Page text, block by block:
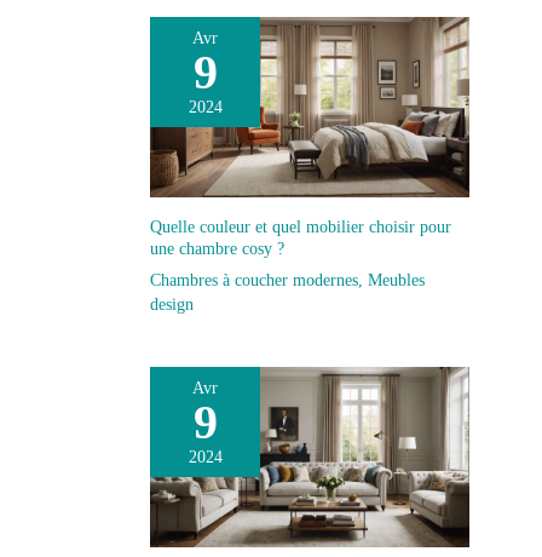
Avr
9
2024
Quelle couleur et quel mobilier choisir pour
une chambre cosy ?
Chambres à coucher modernes Meubles
design
Avr
9
2024